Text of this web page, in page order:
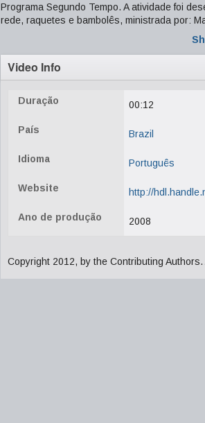
Programa Segundo Tempo. A atividade foi
rede, raquetes e bambolês, ministrada por:
Video Info
Duração 00:12
País Brazil
Idioma Português
Website http://
Ano de produção 2008
Copyright 2012, by the Contributing